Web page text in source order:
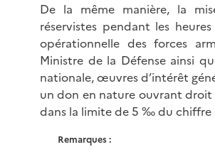
De la même manière, la
réservistes pendant les
opérationnelle des forces
Ministre de la Défense ainsi
nationale, œuvres d’intérêt
un don en nature ouvrant
dans la limite de 5 ‰ du chiffre
Remarques :